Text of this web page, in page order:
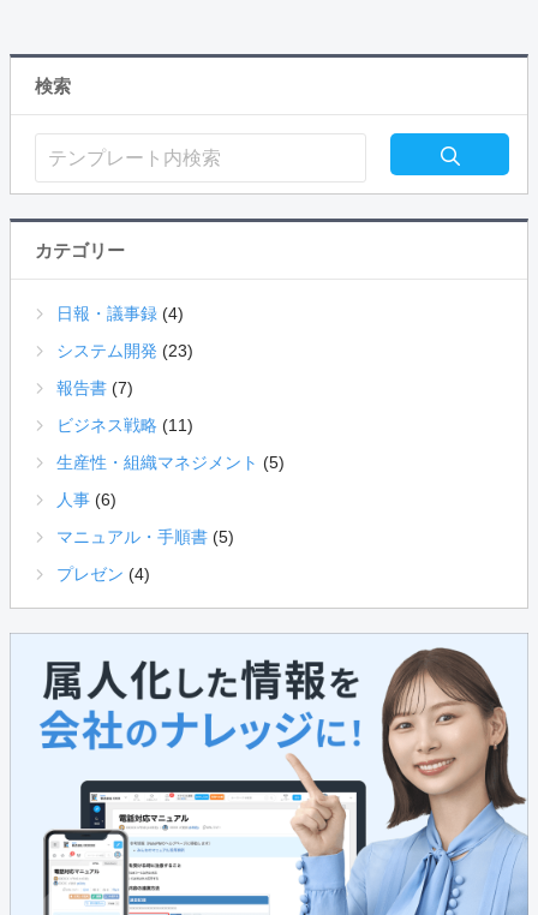
検索
カテゴリー
日報・議事録 (4)
システム開発 (23)
報告書 (7)
ビジネス戦略 (11)
生産性・組織マネジメント (5)
人事 (6)
マニュアル・手順書 (5)
プレゼン (4)